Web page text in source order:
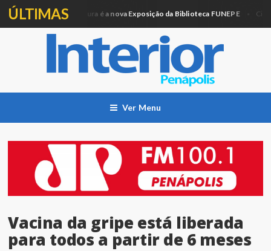
ÚLTIMAS
Artesanato e Pintura é a nova Exposição da Biblioteca FUNEPE Cidade
Ver Menu
Vacina da gripe está liberada
para todos a partir de 6 meses